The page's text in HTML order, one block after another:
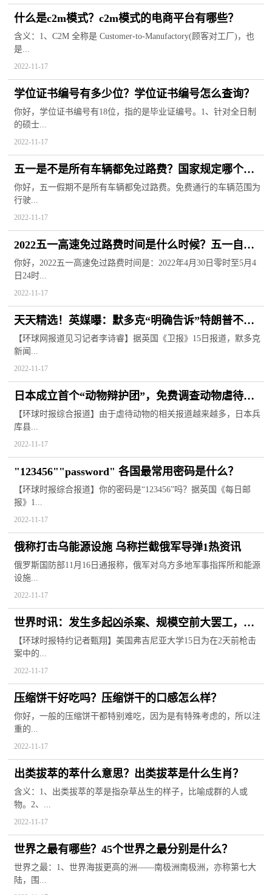
什么是c2m模式？c2m模式的电商平台有哪些？
含义：1、C2M 全称是 Customer-to-Manufactory(顾客对工厂)，也
是...
2022-11-17
学位证书编号有多少位？学位证书编号怎么查询？
你好，学位证书编号有18位，指的是毕业证编号。1、针对全日制
的硕士...
2022-11-17
五一是不是所有车辆都免过路费？国家规定哪个节
日高速免过路费？
你好，五一假期不是所有车辆都免过路费。免费通行的车辆范围为
行驶...
2022-11-17
2022五一高速免过路费时间是什么时候？五一自驾
出现要注意什么？
你好，2022五一高速免过路费时间是：2022年4月30日零时至5月4
日24时...
2022-11-17
天天精选！英媒曝：默多克“明确告诉”特朗普不再
支持他竞选美国总统
【环球网报道见习记者李诗睿】据英国《卫报》15日报道，默多克
新闻...
2022-11-17
日本成立首个“动物辩护团”，免费调查动物虐待案3
全球聚看点
【环球时报综合报道】由于虐待动物的相关报道越来越多，日本兵
库县...
2022-11-17
"123456""password" 各国最常用密码是什么？
【环球时报综合报道】你的密码是“123456”吗？据英国《每日邮
报》1...
2022-11-17
俄称打击乌能源设施 乌称拦截俄军导弹1热资讯
俄罗斯国防部11月16日通报称，俄军对乌方多地军事指挥所和能源
设施...
2022-11-17
世界时讯：发生多起凶杀案、规模空前大罢工，美
国大学起风波
【环球时报特约记者甄翔】美国弗吉尼亚大学15日为在2天前枪击
案中的...
2022-11-17
压缩饼干好吃吗？压缩饼干的口感怎么样？
你好，一般的压缩饼干都特别难吃，因为是有特殊考虑的，所以注
重的...
2022-11-17
出类拔萃的萃什么意思？出类拔萃是什么生肖？
含义：1、出类拔萃的萃是指杂草丛生的样子，比喻成群的人或
物。2、...
2022-11-17
世界之最有哪些？45个世界之最分别是什么？
世界之最：1、世界海拔更高的洲——南极洲南极洲，亦称第七大
陆，围...